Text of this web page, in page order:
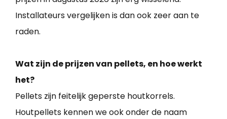
Installateurs vergelijken is dan ook zeer aan te
raden.
Wat zijn de prijzen van pellets, en hoe werkt
het?
Pellets zijn feitelijk geperste houtkorrels.
Houtpellets kennen we ook onder de naam